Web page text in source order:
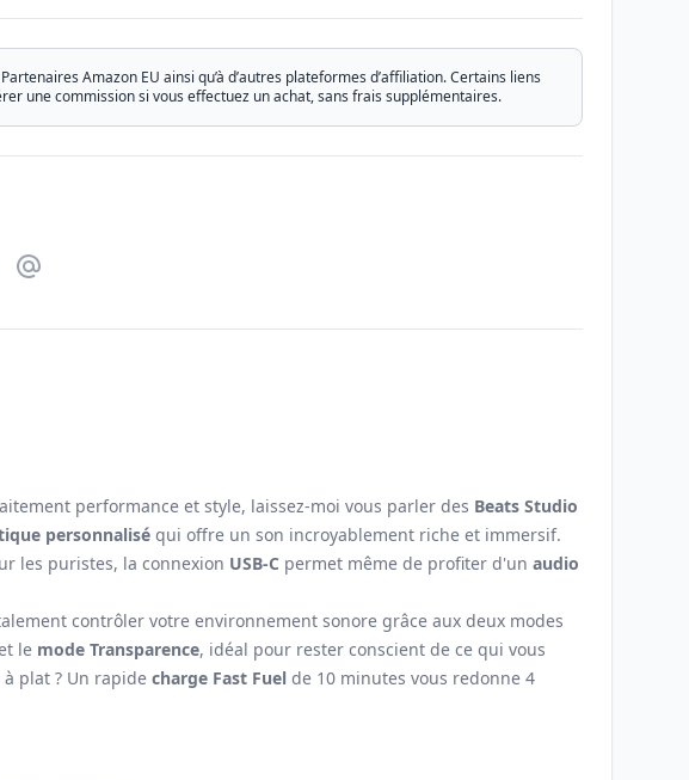
Amazon EU ainsi qu’à d’autres plateformes d’affiliation. Certains liens
une commission si vous effectuez un achat, sans frais supplémentaires.
Partager par Email
performance et style, laissez-moi vous parler des Beats Studio
personnalisé qui offre un son incroyablement riche et immersif.
les puristes, la connexion USB-C permet même de profiter d'un audio
contrôler votre environnement sonore grâce aux deux modes
le mode Transparence, idéal pour rester conscient de ce qui vous
plat ? Un rapide charge Fast Fuel de 10 minutes vous redonne 4